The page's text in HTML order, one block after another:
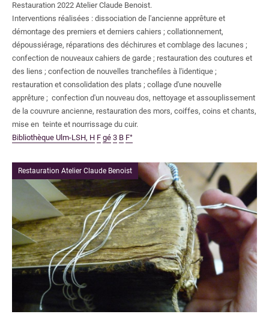
Restauration 2022 Atelier Claude Benoist.
Interventions réalisées : dissociation de l'ancienne apprêture et
démontage des premiers et derniers cahiers ; collationnement,
dépoussiérage, réparations des déchirures et comblage des lacunes ;
confection de nouveaux cahiers de garde ; restauration des coutures et
des liens ; confection de nouvelles tranchefiles à l'identique ;
restauration et consolidation des plats ; collage d'une nouvelle
apprêture ; confection d'un nouveau dos, nettoyage et assouplissement
de la couvrure ancienne, restauration des mors, coiffes, coins et chants,
mise en teinte et nourrissage du cuir.
Bibliothèque Ulm-LSH, H F gé 3 B F°
Restauration Atelier Claude Benoist